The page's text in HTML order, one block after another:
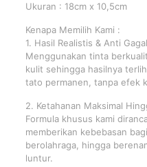
Ukuran : 18cm x 10,5cm
Kenapa Memilih Kami :
1. Hasil Realistis & Anti
Menggunakan tinta
kulit sehingga hasilnya
tato permanen, tanpa efek
2. Ketahanan Maksimal
Formula khusus kami
memberikan kebebasan
berolahraga, hingga
luntur.